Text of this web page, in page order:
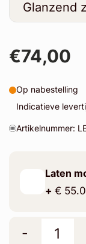
€74,00
Op nabestelling
Indicatieve
Artikelnummer:
Laten
+ €
-